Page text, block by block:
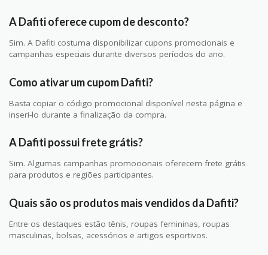
A Dafiti oferece cupom de desconto?
Sim. A Dafiti costuma disponibilizar cupons promocionais e
campanhas especiais durante diversos períodos do ano.
Como ativar um cupom Dafiti?
Basta copiar o código promocional disponível nesta página e
inseri-lo durante a finalização da compra.
A Dafiti possui frete grátis?
Sim. Algumas campanhas promocionais oferecem frete grátis
para produtos e regiões participantes.
Quais são os produtos mais vendidos da Dafiti?
Entre os destaques estão tênis, roupas femininas, roupas
masculinas, bolsas, acessórios e artigos esportivos.